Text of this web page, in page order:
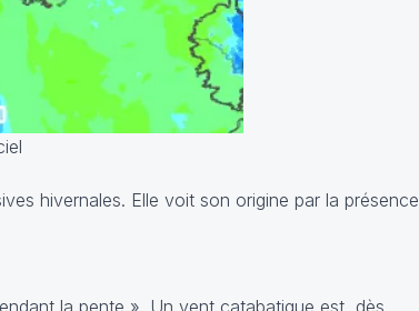
hivernales. Elle voit son origine par la présence
la pente ». Un vent catabatique est, dès